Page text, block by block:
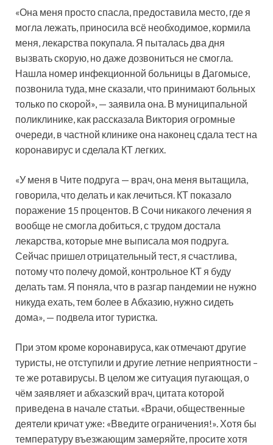
«Она меня просто спасла, предоставила место, где я
могла лежать, приносила всё необходимое, кормила
меня, лекарства покупала. Я пыталась два дня
вызвать скорую, но даже дозвониться не смогла.
Нашла номер инфекционной больницы в Дагомысе,
позвонила туда, мне сказали, что принимают больных
только по скорой», — заявила она. В муниципальной
поликлинике, как рассказала Виктория огромные
очереди, в частной клинике она наконец сдала тест на
коронавирус и сделала КТ легких.
«У меня в Чите подруга — врач, она меня вытащила,
говорила, что делать и как лечиться. КТ показало
поражение 15 процентов. В Сочи никакого лечения я
вообще не смогла добиться, с трудом достала
лекарства, которые мне выписала моя подруга.
Сейчас пришел отрицательный тест, я счастлива,
потому что полечу домой, контрольное КТ я буду
делать там. Я поняла, что в разгар пандемии не нужно
никуда ехать, тем более в Абхазию, нужно сидеть
дома», — подвела итог туристка.
При этом кроме коронавируса, как отмечают другие
туристы, не отступили и другие летние неприятности –
те же ротавирусы. В целом же ситуация пугающая, о
чём заявляет и абхазский врач, цитата которой
приведена в начале статьи. «Врачи, общественные
деятели кричат уже: «Введите ограничения!». Хотя бы
температуру въезжающим замеряйте, просите хотя